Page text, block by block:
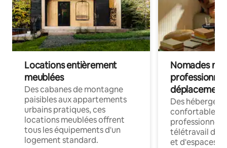
Locations entièrement
meublées
Des cabanes de montagne
paisibles aux appartements
urbains pratiques, ces
locations meublées offrent
tous les équipements d'un
logement standard.
Nomades
déplacement
Des
confortables
professionnels
télétravail
et d'espaces